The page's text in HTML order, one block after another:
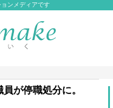
ンメディアです
が停職処分に。